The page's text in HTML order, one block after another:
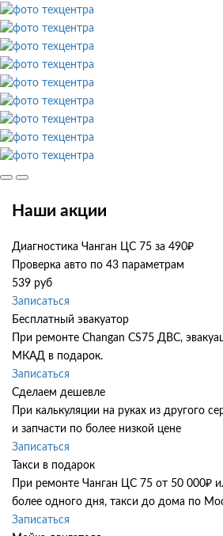
Наши акции
Диагностика Чанган ЦС 75 за 490₽
Проверка авто по 43 параметрам
539 руб
Записаться
Бесплатный эвакуатор
При ремонте Changan CS75 ДВС,
МКАД в подарок.
Записаться
Сделаем дешевле
При калькуляции на руках из другого
и запчасти по более низкой цене
Записаться
Такси в подарок
При ремонте Чанган ЦС 75 от 50 000₽
более одного дня, такси до дома по
Записаться